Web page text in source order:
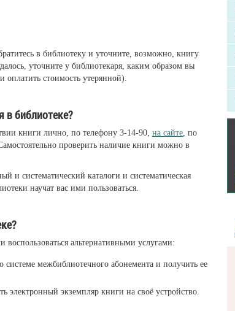
в библиотеку и уточните, возможно, книгу
уточните у библиотекаря, каким образом вы
стоимость утерянной).
в библиотеке?
книги лично, по телефону 3-14-90, на сайте, по
проверить наличие книги можно в
и систематический каталоги и систематическая
научат вас ими пользоваться.
альтернативными услугами:
межбиблиотечного абонемента и получить ее
электронный экземпляр книги на своё устройство.